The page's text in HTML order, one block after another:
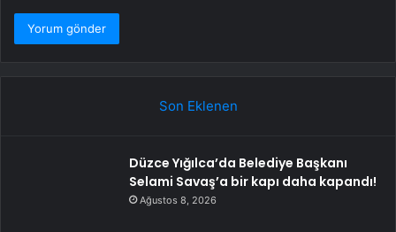
Son Eklenen
Düzce Yığılca’da Belediye Başkanı
Selami Savaş’a bir kapı daha kapandı!
Ağustos 8, 2026